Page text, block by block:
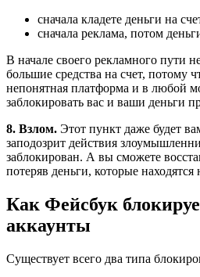
сначала кладете деньги на
сначала реклама, потом
В начале своего рекламного пути
большие средства на счет, потому
непонятная платформа и в любой
заблокировать вас и ваши деньги
8. Взлом. Этот пункт даже будет
заподозрит действия
заблокирован. А вы сможете
потеряв деньги, которые находятся
Как Фейсбук
аккаунты
Существует всего два типа